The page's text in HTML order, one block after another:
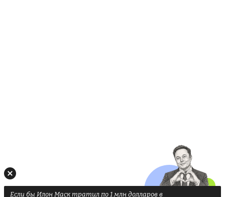
Если бы Илон Маск тратил по 1 млн долларов в